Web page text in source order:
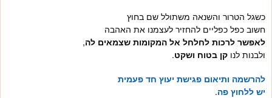
כשגל הטרור והשנאה משתולל שם בחוץ
חשוב כפל כפליים להחזיר לעצמנו את האהבה
לאפשר לרכות לחלחל אל המקומות שצמאים לה,
ולבנות לנו קן בטוח ושקט.
להרשמה ותיאום פגישת יעוץ חד פעמית
יש ללחוץ פה.